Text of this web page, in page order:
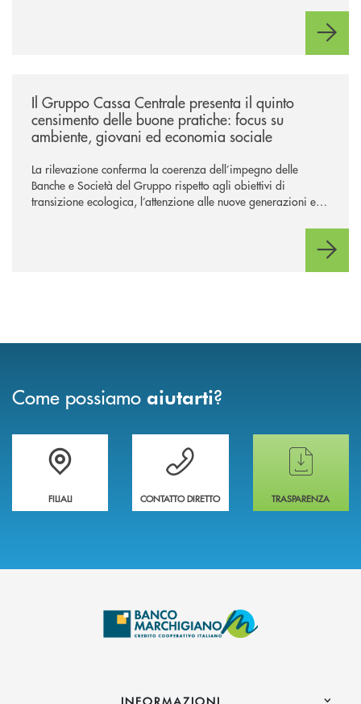
Il Gruppo Cassa Centrale presenta il quinto
censimento delle buone pratiche: focus su
ambiente, giovani ed economia sociale
La rilevazione conferma la coerenza dell’impegno delle
Banche e Società del Gruppo rispetto agli obiettivi di
transizione ecologica, l’attenzione alle nuove generazioni e
attori chiave delle comunità locali. Installate 246 colonnine di
Come possiamo aiutarti?
Trova la filiale più vicina a te
FILIALI
Hai bisogno di assistenza immediata ?
CONTATTO DIRETTO
Hai bisogno di
TRASPARENZA